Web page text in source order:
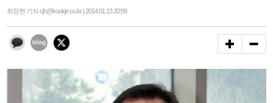
최정현 기자 cjh@kookje.co.kr | 2014.01.13 20:59